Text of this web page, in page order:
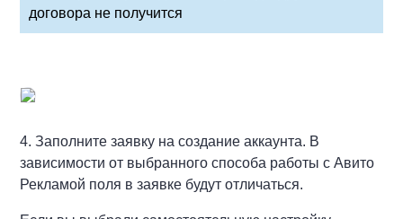
договора не получится
4. Заполните заявку на создание аккаунта. В
зависимости от выбранного способа работы с Авито
Рекламой поля в заявке будут отличаться.